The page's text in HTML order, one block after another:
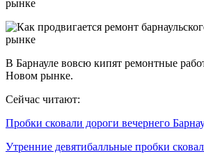
В Барнауле вовсю кипят ремонтные
Новом рынке.
Сейчас читают:
Пробки сковали дороги вечернего
Утренние девятибалльные пробки